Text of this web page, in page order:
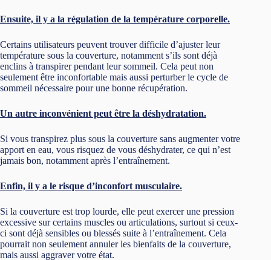
Ensuite, il y a la régulation de la température corporelle.
Certains utilisateurs peuvent trouver difficile d’ajuster leur
température sous la couverture, notamment s’ils sont déjà
enclins à transpirer pendant leur sommeil. Cela peut non
seulement être inconfortable mais aussi perturber le cycle de
sommeil nécessaire pour une bonne récupération.
Un autre inconvénient peut être la déshydratation.
Si vous transpirez plus sous la couverture sans augmenter votre
apport en eau, vous risquez de vous déshydrater, ce qui n’est
jamais bon, notamment après l’entraînement.
Enfin, il y a le risque d’inconfort musculaire.
Si la couverture est trop lourde, elle peut exercer une pression
excessive sur certains muscles ou articulations, surtout si ceux-
ci sont déjà sensibles ou blessés suite à l’entraînement. Cela
pourrait non seulement annuler les bienfaits de la couverture,
mais aussi aggraver votre état.